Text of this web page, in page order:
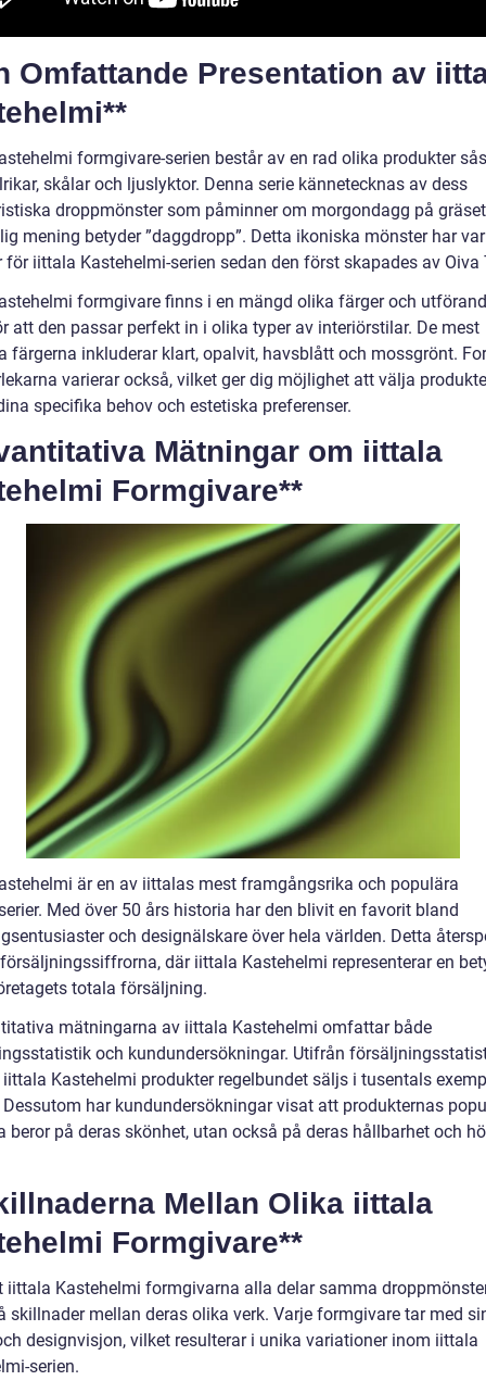
Omfattande Presentation av
formgivare-serien består av en rad olika produkter
skålar och ljuslyktor. Denna serie kännetecknas av dess
droppmönster som påminner om morgondagg på
mening betyder ”daggdropp”. Detta ikoniska mönster har
för iittala Kastehelmi-serien sedan den först skapades av Oiva
formgivare finns i en mängd olika färger och
att den passar perfekt in i olika typer av interiörstilar. De mest
färgerna inkluderar klart, opalvit, havsblått och mossgrönt.
varierar också, vilket ger dig möjlighet att välja
specifika behov och estetiska preferenser.
Mätningar om iittala
Formgivare**
är en av iittalas mest framgångsrika och populära
Med över 50 års historia har den blivit en favorit bland
och designälskare över hela världen. Detta
där iittala Kastehelmi representerar en
totala försäljning.
mätningarna av iittala Kastehelmi omfattar både
och kundundersökningar. Utifrån
Kastehelmi produkter regelbundet säljs i tusentals
Dessutom har kundundersökningar visat att produkternas
beror på deras skönhet, utan också på deras hållbarhet och
Mellan Olika iittala
Formgivare**
iittala Kastehelmi formgivarna alla delar samma
skillnader mellan deras olika verk. Varje formgivare tar med
designvisjon, vilket resulterar i unika variationer inom iittala
serien.